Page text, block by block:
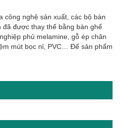
công nghệ sản xuất, các bộ bàn
được thay thế bằng bàn ghế
phủ melamine, gỗ ép chân
mút bọc nỉ, PVC… Để sản phẩm